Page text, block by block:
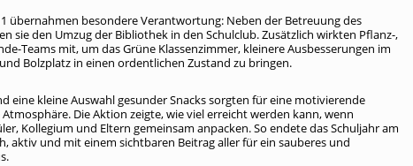
übernahmen besondere Verantwortung: Neben der Betreuung des
sie den Umzug der Bibliothek in den Schulclub. Zusätzlich wirkten Pflanz-,
Teams mit, um das Grüne Klassenzimmer, kleinere Ausbesserungen im
Bolzplatz in einen ordentlichen Zustand zu bringen.
eine kleine Auswahl gesunder Snacks sorgten für eine motivierende
Die Aktion zeigte, wie viel erreicht werden kann, wenn
Kollegium und Eltern gemeinsam anpacken. So endete das Schuljahr am
aktiv und mit einem sichtbaren Beitrag aller für ein sauberes und